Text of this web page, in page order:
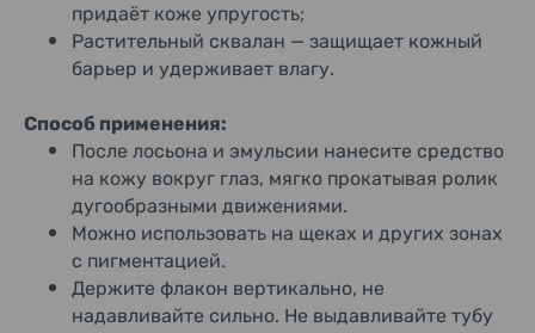
придаёт коже упругость;
Растительный сквалан — защищает кожный
барьер и удерживает влагу.
Способ применения:
После лосьона и эмульсии нанесите средство
на кожу вокруг глаз, мягко прокатывая ролик
дугообразными движениями.
Можно использовать на щеках и других зонах
с пигментацией.
Держите флакон вертикально, не
надавливайте сильно. Не выдавливайте тубу